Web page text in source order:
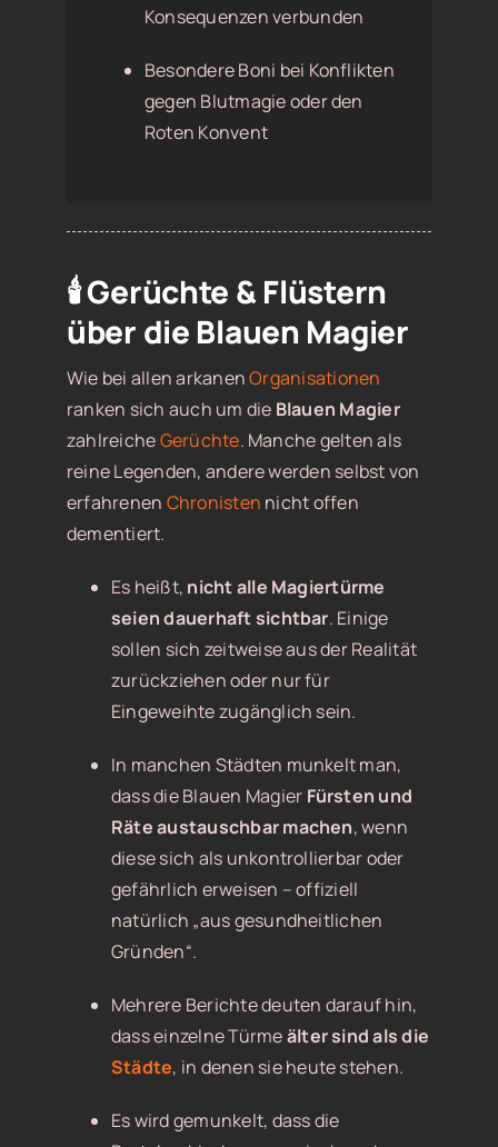
Konsequenzen verbunden
Besondere Boni bei Konflikten
gegen Blutmagie oder den
Roten Konvent
🕯 Gerüchte & Flüstern
über die Blauen Magier
Wie bei allen arkanenOrganisationen
ranken sich auch um die Blauen Magier
zahlreicheGerüchte. Manche gelten als
reine Legenden, andere werden selbst von
erfahrenen Chronisten nicht offen
dementiert.
Es heißt, nicht alle Magiertürme
seien dauerhaft sichtbar. Einige
sollen sich zeitweise aus der Realität
zurückziehen oder nur für
Eingeweihte zugänglich sein.
In manchen Städten munkelt man,
dass die Blauen Magier Fürsten und
Räte austauschbar machen, wenn
diese sich als unkontrollierbar oder
gefährlich erweisen – offiziell
natürlich „aus gesundheitlichen
Gründen“.
Mehrere Berichte deuten darauf hin,
dass einzelne Türmeälter sind als die
Städte, in denen sie heute stehen.
Es wird gemunkelt, dass die